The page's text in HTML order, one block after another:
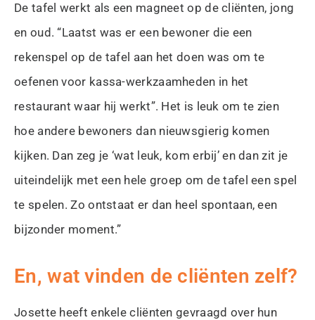
De tafel werkt als een magneet op de cliënten, jong
en oud. “Laatst was er een bewoner die een
rekenspel op de tafel aan het doen was om te
oefenen voor kassa-werkzaamheden in het
restaurant waar hij werkt”. Het is leuk om te zien
hoe andere bewoners dan nieuwsgierig komen
kijken. Dan zeg je ‘wat leuk, kom erbij’ en dan zit je
uiteindelijk met een hele groep om de tafel een spel
te spelen. Zo ontstaat er dan heel spontaan, een
bijzonder moment.”
En, wat vinden de cliënten zelf?
Josette heeft enkele cliënten gevraagd over hun